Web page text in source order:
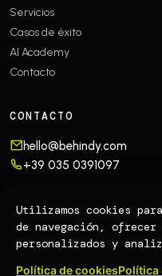
Utilizamos cookies
de navegación, ofrecer
personalizados y
Política de cookiesPolítica
Servicios
Casos de éxito
AI Academy
Contacto
CONTACTO
hello@behindy.com
+39 035 0391097
OFFICES
🇮🇹 EUROPE